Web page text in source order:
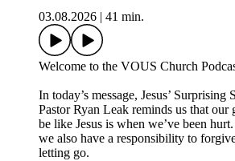
03.08.2026
41 min.
Welcome to the VOUS Church
In today’s message, Jesus’
Pastor Ryan Leak reminds us that our
be like Jesus is when we’ve been
we also have a responsibility to
letting go.